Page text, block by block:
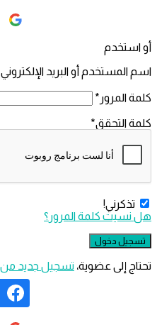
أو البريد الإلكتروني*
*
التحقق*
كلمة المرور؟
إلى عضوية،‫تسجيل جديد من هنا